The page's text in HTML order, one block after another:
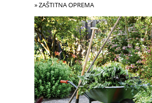
» ZAŠTITNA OPREMA